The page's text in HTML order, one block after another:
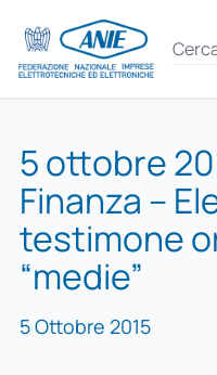
5 ottobre
Finanza –
testimone
“medie”
5 Ottobre 2015